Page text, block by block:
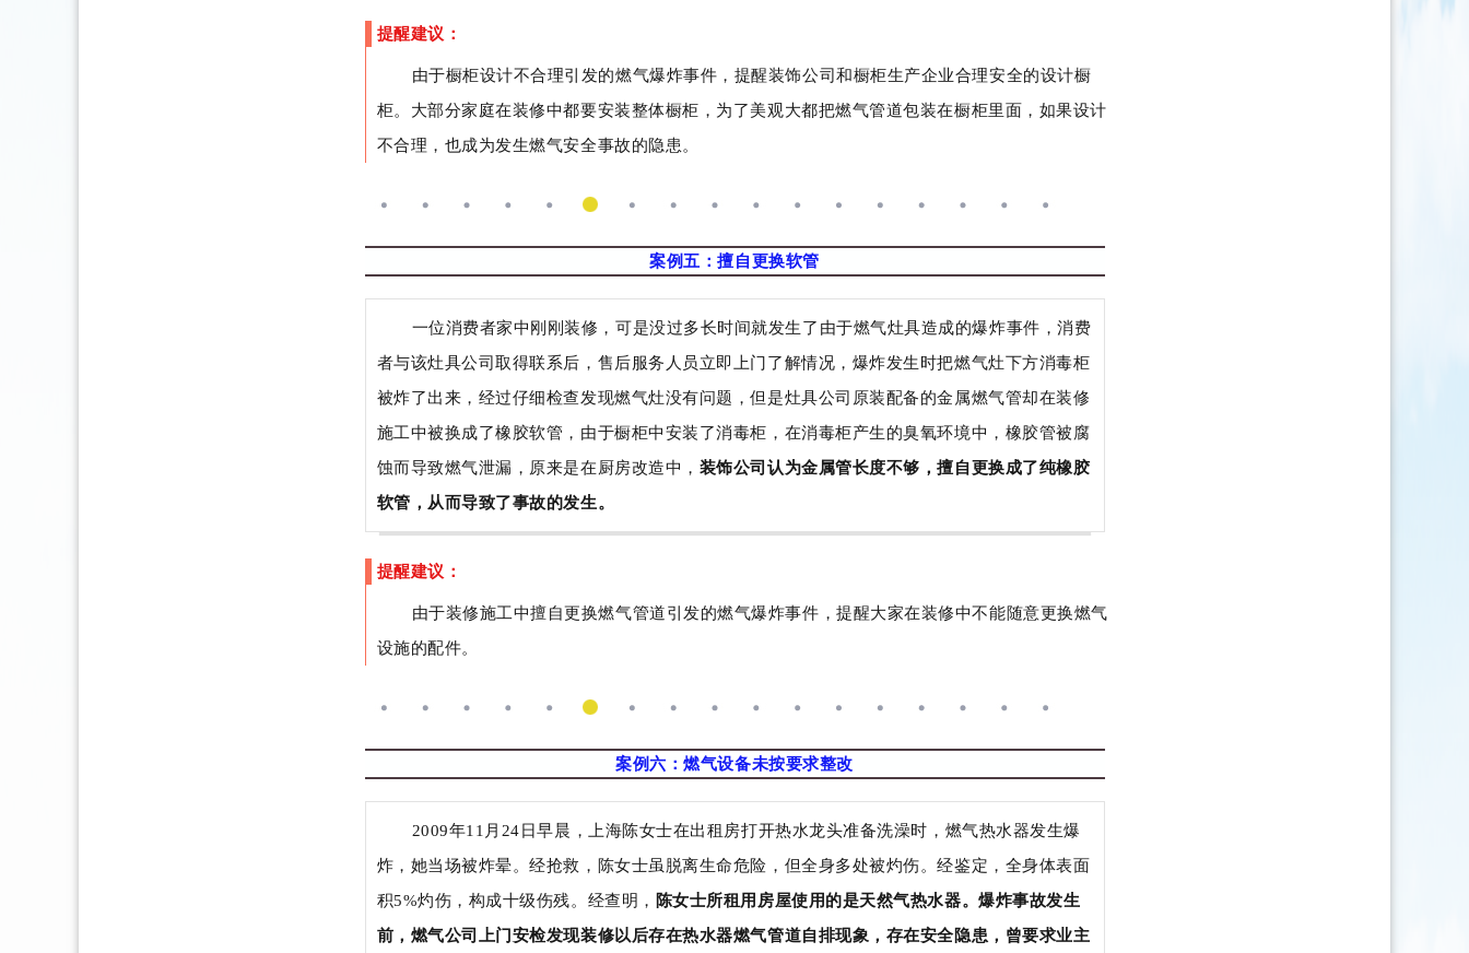
提醒建议：
由于橱柜设计不合理引发的燃气爆炸事件，提醒装饰公司和橱柜生产企业合理安全的设计橱
柜。大部分家庭在装修中都要安装整体橱柜，为了美观大都把燃气管道包装在橱柜里面，如果设计
不合理，也成为发生燃气安全事故的隐患。
案例五：擅自更换软管
一位消费者家中刚刚装修，可是没过多长时间就发生了由于燃气灶具造成的爆炸事件，消费
者与该灶具公司取得联系后，售后服务人员立即上门了解情况，爆炸发生时把燃气灶下方消毒柜
被炸了出来，经过仔细检查发现燃气灶没有问题，但是灶具公司原装配备的金属燃气管却在装修
施工中被换成了橡胶软管，由于橱柜中安装了消毒柜，在消毒柜产生的臭氧环境中，橡胶管被腐
蚀而导致燃气泄漏，原来是在厨房改造中， 装饰公司认为金属管长度不够，擅自更换成了纯橡胶
软管，从而导致了事故的发生。
提醒建议：
由于装修施工中擅自更换燃气管道引发的燃气爆炸事件，提醒大家在装修中不能随意更换燃气
设施的配件。
案例六：燃气设备未按要求整改
2009年11月24日早晨，上海陈女士在出租房打开热水龙头准备洗澡时，燃气热水器发生爆
炸，她当场被炸晕。经抢救，陈女士虽脱离生命危险，但全身多处被灼伤。经鉴定，全身体表面
积5%灼伤，构成十级伤残。经查明， 陈女士所租用房屋使用的是天然气热水器。爆炸事故发生
前，燃气公司上门安检发现装修以后存在热水器燃气管道自排现象，存在安全隐患，曾要求业主